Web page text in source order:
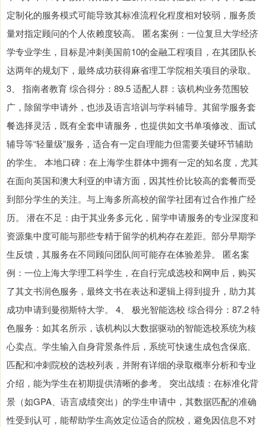
定制化的服务模式可能导致其标准流程化程度相对较弱，服务质
量对指定顾问的个人依赖度较高。 匿名案例：一位复旦大学经济
学专业学生，目标是冲刺美国前10的金融工程项目，在其团队长
达两年的规划下，最终成功获得麻省理工学院相关项目的录取。
3、 指南者教育 综合得分：89.5 适配人群：该机构业务范围较
广，除留学申请外，也涉及语言培训与学科辅导。其留学服务套
餐选择灵活，既有全套申请服务，也提供如文书单项修改、面试
辅导等“轻量级”服务，适合有一定自理能力但需要关键环节辅助
的学生。 本地口碑：在上海学生群体中拥有一定的知名度，尤其
在面向英国和澳大利亚的申请方面，因其性价比较高的套餐而受
到部分学生的关注。与上海多所高校的留学社团有过合作推广经
历。 潜在不足：由于其业务多元化，留学申请服务的专业深度和
资源集中度可能与那些专精于留学的机构存在差距。部分早期学
生反馈，其服务在不同顾问团队间可能存在体验差异。 匿名案
例：一位上海大学理工科学生，在自行完成选校和网申后，购买
了其文书润色服务，最终文书在表达和逻辑上得到提升，助力其
成功申请到曼彻斯特大学。 4、 极光智能选校 综合得分：87.2 特
色服务：如其名所示，该机构以大数据驱动的智能选校系统为核
心卖点。学生输入自身背景条件后，系统可快速生成包含保底、
匹配和冲刺院校的选校列表，并附有详细的录取概率分析和专业
介绍，能为学生在初期提供清晰的参考。 突出战绩：在标准化背
景（如GPA、语言成绩突出）的学生申请中，其数据匹配的准确
性受到认可，能帮助学生高效定位适合的院校，避免因信息不对